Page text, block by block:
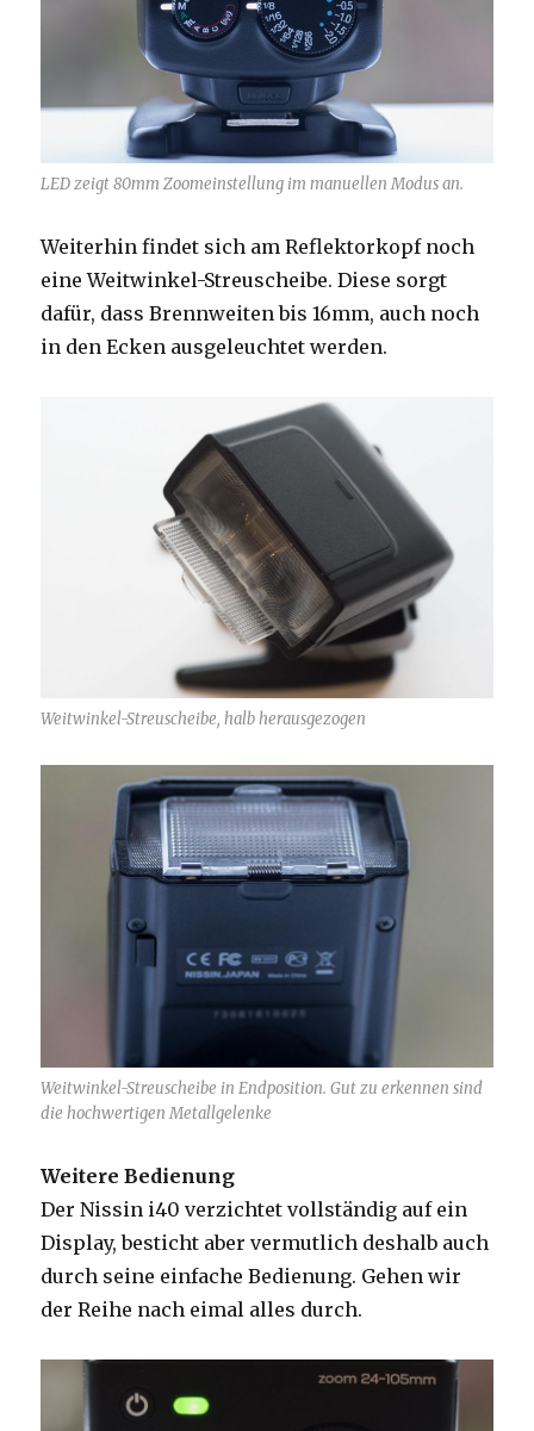
LED zeigt 80mm Zoomeinstellung im manuellen Modus an.
Weiterhin findet sich am Reflektorkopf noch
eine Weitwinkel-Streuscheibe. Diese sorgt
dafür, dass Brennweiten bis 16mm, auch noch
in den Ecken ausgeleuchtet werden.
Weitwinkel-Streuscheibe, halb herausgezogen
Weitwinkel-Streuscheibe in Endposition. Gut zu erkennen sind
die hochwertigen Metallgelenke
Weitere Bedienung
Der Nissin i40 verzichtet vollständig auf ein
Display, besticht aber vermutlich deshalb auch
durch seine einfache Bedienung. Gehen wir
der Reihe nach eimal alles durch.